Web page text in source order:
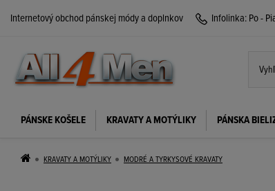
Internetový obchod pánskej módy a doplnkov Infolinka: Po -
PÁNSKE KOŠELE KRAVATY A MOTÝLIKY PÁNSKA
KRAVATY A MOTÝLIKY MODRÉ A TYRKYSOVÉ KRAVATY